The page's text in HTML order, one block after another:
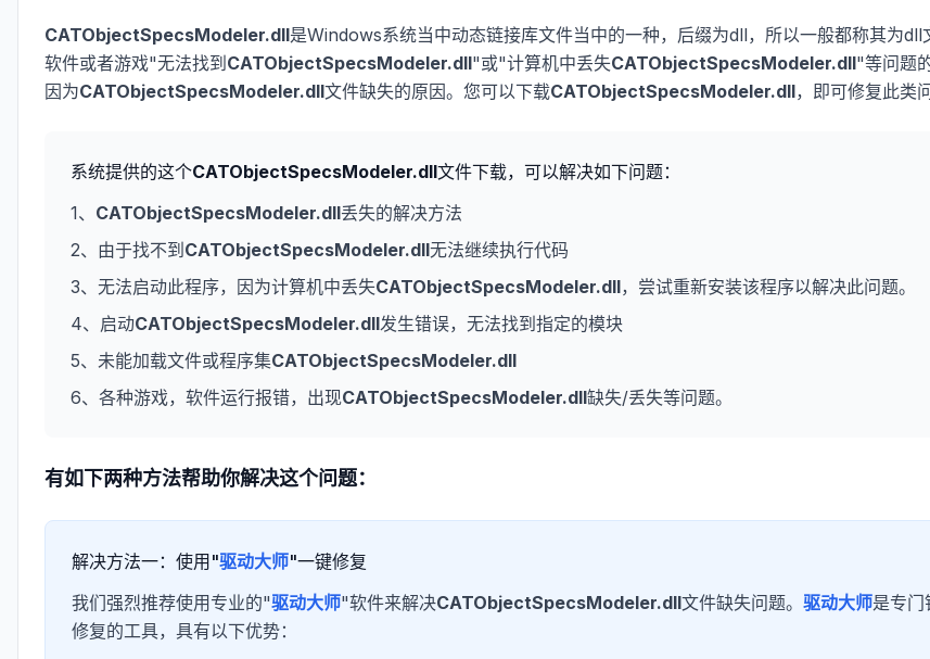
CATObjectSpecsModeler.dll是Windows系统当中动态链接库文件当中的一种，后缀为dll，所以一般都称其为dll
软件或者游戏"无法找到 CATObjectSpecsModeler.dll"或"计算机中丢失CATObjectSpecsModeler.dll"等问题
因为CATObjectSpecsModeler.dll文件缺失的原因。您可以下载CATObjectSpecsModeler.dll，即可修复此类
系统提供的这个CATObjectSpecsModeler.dll文件下载，可以解决如下问题：
1、 CATObjectSpecsModeler.dll丢失的解决方法
2、由于找不到 CATObjectSpecsModeler.dll无法继续执行代码
3、无法启动此程序，因为计算机中丢失CATObjectSpecsModeler.dll，尝试重新安装该程序以解决此问题。
4、启动CATObjectSpecsModeler.dll发生错误，无法找到指定的模块
5、未能加载文件或程序集CATObjectSpecsModeler.dll
6、各种游戏，软件运行报错，出现CATObjectSpecsModeler.dll缺失/丢失等问题。
有如下两种方法帮助你解决这个问题：
解决方法一：使用"驱动大师"一键修复
我们强烈推荐使用专业的"驱动大师"软件来解决CATObjectSpecsModeler.dll文件缺失问题。 驱动大师是专
修复的工具，具有以下优势：